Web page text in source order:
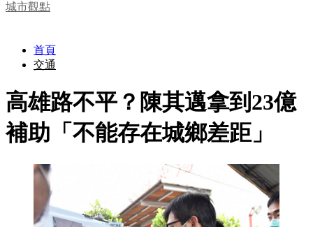
城市觀點
首頁
交通
高雄路不平？陳其邁拿到23億
補助「不能存在城鄉差距」